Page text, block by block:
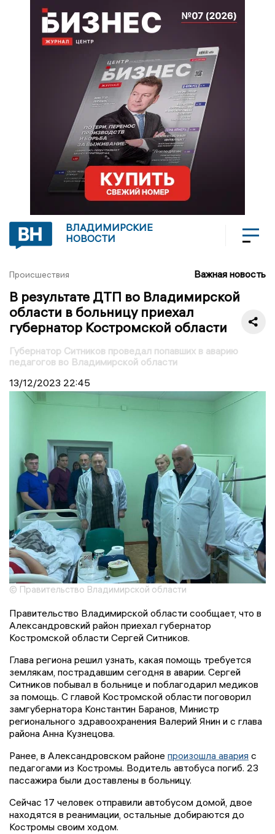
ВЛАДИМИРСКИЕ
НОВОСТИ
Происшествия Важная новость
В результате ДТП во Владимирской
области в больницу приехал
губернатор Костромской области
Губернатор Ситников проведал попавших в аварию
педагогов во Владимирской области
13/12/2023 22:45
© Правительство Владимирской области
Правительство Владимирской области сообщает, что в
Александровский район приехал губернатор
Костромской области Сергей Ситников.
Глава региона решил узнать, какая помощь требуется
землякам, пострадавшим сегодня в аварии. Сергей
Ситников побывал в больнице и поблагодарил медиков
за помощь. С главой Костромской области поговорил
замгубернатора Константин Баранов, Министр
регионального здравоохранения Валерий Янин и с глава
района Анна Кузнецова.
Ранее, в Александровском районе произошла авария с
педагогами из Костромы. Водитель автобуса погиб. 23
пассажира были доставлены в больницу.
Сейчас 17 человек отправили автобусом домой, двое
находятся в реанимации, остальные добираются до
Костромы своим ходом.